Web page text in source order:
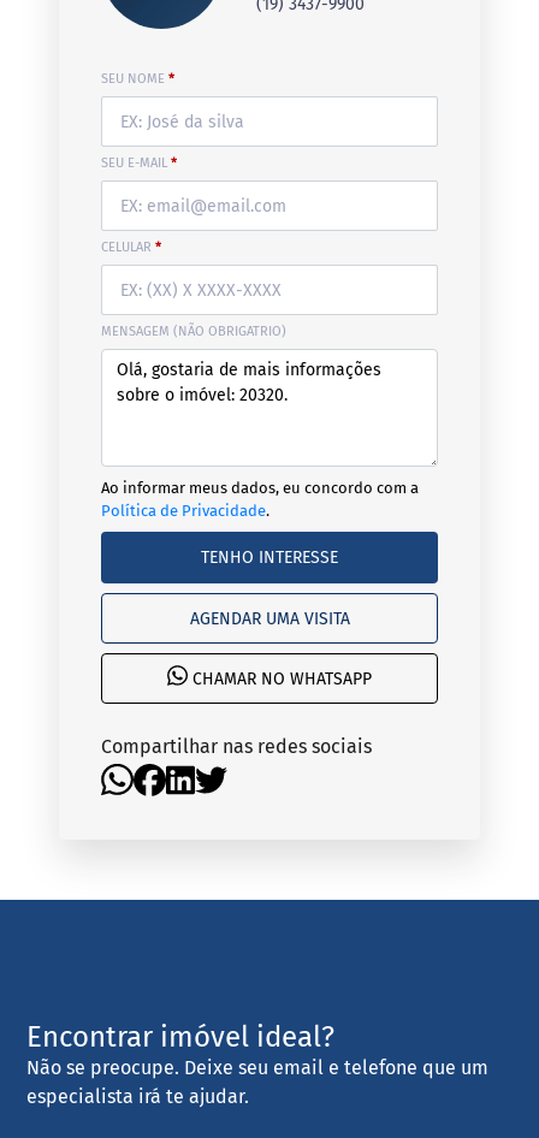
(19) 3437-9900
SEU NOME *
SEU E-MAIL *
CELULAR *
MENSAGEM (NÃO OBRIGATRIO)
Ao informar meus dados, eu concordo com a
Política de Privacidade.
TENHO INTERESSE
AGENDAR UMA VISITA
CHAMAR NO WHATSAPP
Compartilhar nas redes sociais
Encontrar imóvel ideal?
Não se preocupe. Deixe seu email e telefone que um
especialista irá te ajudar.